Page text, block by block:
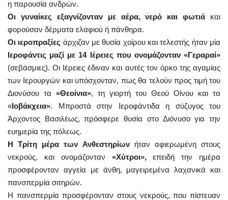
η παρουσία ανδρών.
Οι γυναίκες εξαγνίζονταν με αέρα, νερό και φωτιά και
φορούσαν δέρματα ελαφιού ή πάνθηρα.
Οι ιεροπραξίες άρχιζαν με θυσία χοίρου και τελεστής ήταν μία
Ιεροφάντις μαζί με 14 Ιέρειες που ονομάζονταν «Γεραραί»
(σεβάσμιες). Οι Ιέρειες έδιναν και αυτές τον όρκο της αγαμίας
των Ιερουργών και υπόσχονταν, πως θα τελούν προς τιμή του
Διονύσου τα «Θεοίνια», τη γιορτή του Θεού Οίνου και τα
«Ιοβάκχεια». Μπροστά στην Ιεροφάντιδα η σύζυγος του
Άρχοντος Βασιλέως, πρόσφερε θυσία στο Διόνυσο για την
ευημερία της πόλεως.
Η Τρίτη μέρα των Ανθεστηρίων ήταν αφιερωμένη στους
νεκρούς, και ονομάζονταν «Χύτροι»,επειδή την ημέρα
προσφέρονταν αγγεία με άνθη, μαγειρεμένα λαχανικά και
πανσπερμία σιτηρών.
Η πανσπερμία προσφέρονταν στους νεκρούς, που πίστευαν